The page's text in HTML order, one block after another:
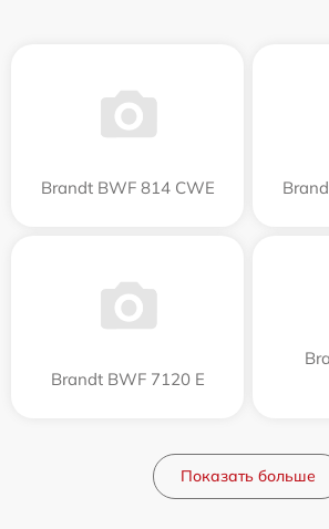
Brandt BWF 814 CWE
Brandt BWF 7120 E
Показать больше